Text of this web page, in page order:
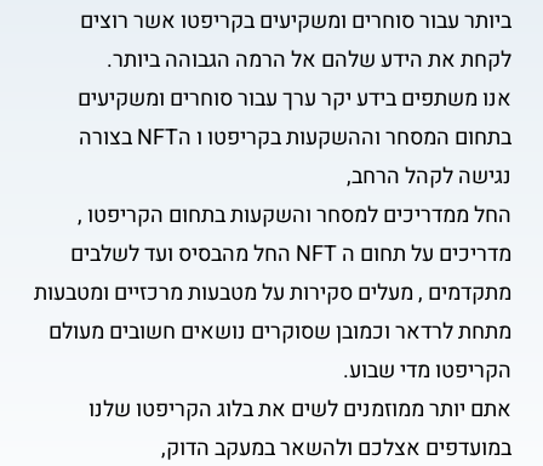
ביותר עבור סוחרים ומשקיעים בקריפטו אשר רוצים
לקחת את הידע שלהם אל הרמה הגבוהה ביותר.
אנו משתפים בידע יקר ערך עבור סוחרים ומשקיעים
בתחום המסחר וההשקעות בקריפטו ו הNFT בצורה
נגישה לקהל הרחב,
החל ממדריכים למסחר והשקעות בתחום הקריפטו ,
מדריכים על תחום ה NFT החל מהבסיס ועד לשלבים
מתקדמים , מעלים סקירות על מטבעות מרכזיים ומטבעות
מתחת לרדאר וכמובן שסוקרים נושאים חשובים מעולם
הקריפטו מדי שבוע.
אתם יותר ממוזמנים לשים את בלוג הקריפטו שלנו
במועדפים אצלכם ולהשאר במעקב הדוק,